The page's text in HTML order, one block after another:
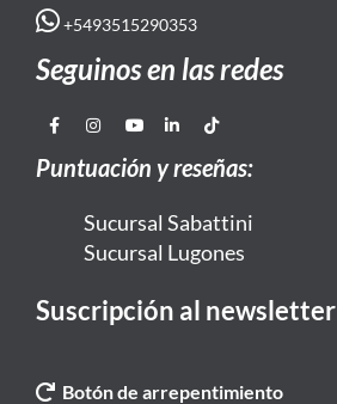
+5493515290353
Seguinos en las redes
Puntuación y reseñas:
Sucursal Sabattini
Sucursal Lugones
Suscripción al newsletter
Botón de arrepentimiento